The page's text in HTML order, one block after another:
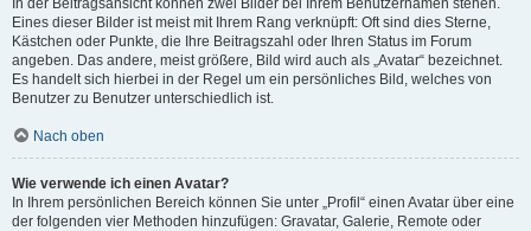
In der Beitragsansicht können zwei Bilder bei Ihrem Benutzernamen stehen.
Eines dieser Bilder ist meist mit Ihrem Rang verknüpft: Oft sind dies Sterne,
Kästchen oder Punkte, die Ihre Beitragszahl oder Ihren Status im Forum
angeben. Das andere, meist größere, Bild wird auch als „Avatar“ bezeichnet.
Es handelt sich hierbei in der Regel um ein persönliches Bild, welches von
Benutzer zu Benutzer unterschiedlich ist.
Nach oben
Wie verwende ich einen Avatar?
In Ihrem persönlichen Bereich können Sie unter „Profil“ einen Avatar über eine
der folgenden vier Methoden hinzufügen: Gravatar, Galerie, Remote oder